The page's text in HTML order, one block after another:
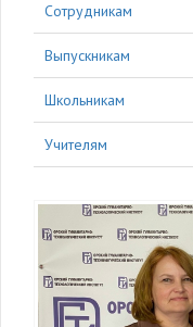
Сотрудникам
Выпускникам
Школьникам
Учителям